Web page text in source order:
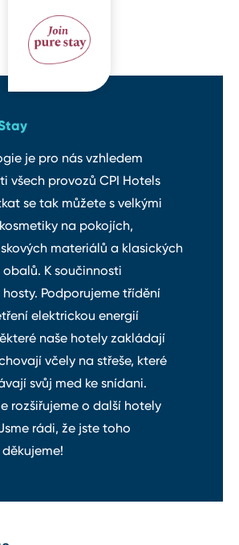
je pro nás vzhledem
všech provozů CPI Hotels
se tak můžete s velkými
na pokojích,
materiálů a klasických
K součinnosti
Podporujeme třídění
elektrickou energií
naše hotely zakládají
včely na střeše, které
svůj med ke snídani.
rozšiřujeme o další hotely
rádi, že jste toho